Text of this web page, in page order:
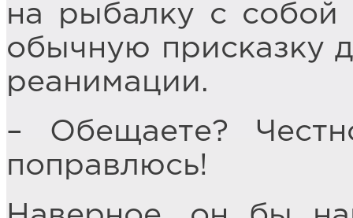
на рыбалку с
обычную присказку
реанимации.
– Обещаете?
поправлюсь!